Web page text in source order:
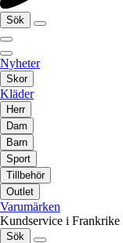
Sök
Nyheter
Skor
Kläder
Herr
Dam
Barn
Sport
Tillbehör
Outlet
Varumärken
Kundservice i Frankrike
Sök